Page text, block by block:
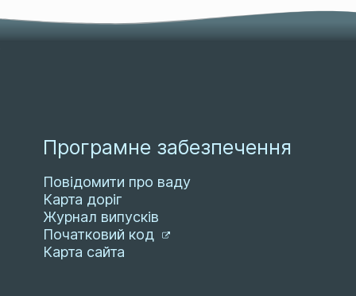
Програмне забезпечення
Повідомити про ваду
Карта доріг
Журнал випусків
Початковий код
Карта сайта